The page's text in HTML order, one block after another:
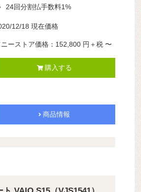
24回分割払手数料1%
12/18 現在価格
ニーストア価格： 152,800 円＋税 〜
購入する
商品情報